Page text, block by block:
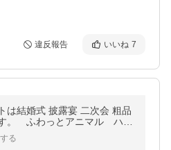
違反報告 いいね 7
は結婚式 披露宴 二次会 粗品
。 ふわっとアニマル ハン
送料TYPE-M （プチ
品 イベント）
る